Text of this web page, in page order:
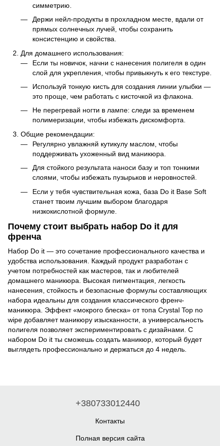
симметрию.
Держи нейл-продукты в прохладном месте, вдали от
прямых солнечных лучей, чтобы сохранить
консистенцию и свойства.
Для домашнего использования:
Если ты новичок, начни с нанесения полигеля в один
слой для укрепления, чтобы привыкнуть к его текстуре.
Используй тонкую кисть для создания линии улыбки —
это проще, чем работать с кисточкой из флакона.
Не перегревай ногти в лампе: следи за временем
полимеризации, чтобы избежать дискомфорта.
Общие рекомендации:
Регулярно увлажняй кутикулу маслом, чтобы
поддерживать ухоженный вид маникюра.
Для стойкого результата наноси базу и топ тонкими
слоями, чтобы избежать пузырьков и неровностей.
Если у тебя чувствительная кожа, база Do it Base Soft
станет твоим лучшим выбором благодаря
низкокислотной формуле.
Почему стоит выбрать набор Do it для
френча
Набор Do it — это сочетание профессионального качества и
удобства использования. Каждый продукт разработан с
учетом потребностей как мастеров, так и любителей
домашнего маникюра. Высокая пигментация, легкость
нанесения, стойкость и безопасные формулы составляющих
набора идеальны для создания классического френч-
маникюра. Эффект «мокрого блеска» от топа Crystal Top no
wipe добавляет маникюру изысканности, а универсальность
полигеля позволяет экспериментировать с дизайнами. С
набором Do it ты сможешь создать маникюр, который будет
выглядеть профессионально и держаться до 4 недель.
+380733012440
Контакты
Полная версия сайта